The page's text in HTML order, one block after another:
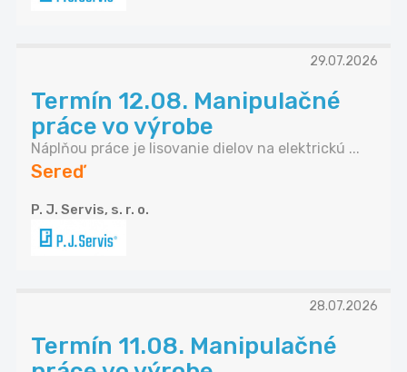
29.07.2026
Termín 12.08. Manipulačné
práce vo výrobe
Náplňou práce je lisovanie dielov na elektrickú ...
Sereď
P. J. Servis, s. r. o.
28.07.2026
Termín 11.08. Manipulačné